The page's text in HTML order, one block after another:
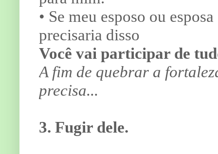
• Se meu esposo ou
precisaria disso
Você vai participar de
A fim de quebrar a
precisa...
3. Fugir dele.